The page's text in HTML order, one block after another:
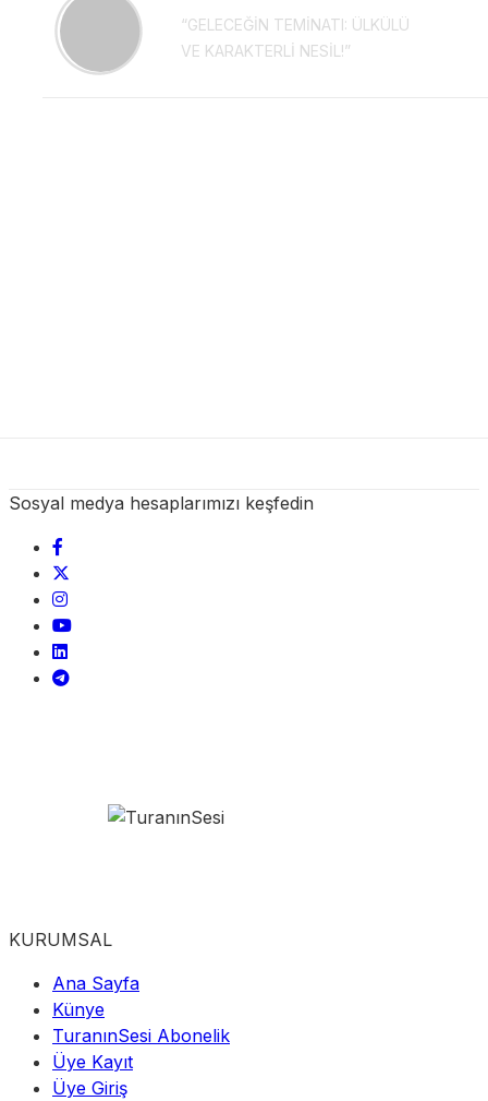
“GELECEĞİN TEMİNATI: ÜLKÜLÜ
VE KARAKTERLİ NESİL!”
Sosyal medya hesaplarımızı keşfedin
KURUMSAL
Ana Sayfa
Künye
TuranınSesi Abonelik
Üye Kayıt
Üye Giriş